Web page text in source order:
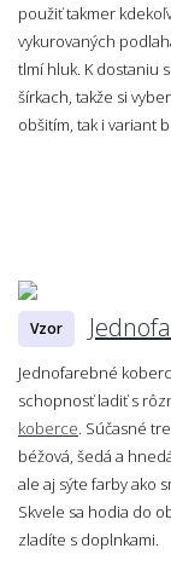
použiť takmer
vykurovaných
tlmí hluk. K dostaniu
šírkach, takže si
obšitím, tak i variant
Vzor
Jednofarebné
schopnosť ladiť s
koberce . Súčasné
béžová, šedá a
ale aj sýte farby ako
Skvele sa hodia do
zladíte s doplnkami.